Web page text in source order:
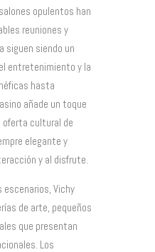
opulentos han
reuniones y
siguen siendo un
entretenimiento y la
hasta
añade un toque
oferta cultural de
elegante y
y al disfrute.
escenarios, Vichy
de arte, pequeños
que presentan
Los